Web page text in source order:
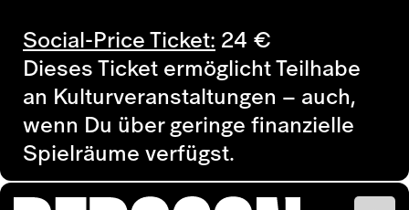
Social-Price Ticket: 24 €
Dieses Ticket ermöglicht Teilhabe
an Kulturveranstaltungen – auch,
wenn Du über geringe finanzielle
Spielräume verfügst.